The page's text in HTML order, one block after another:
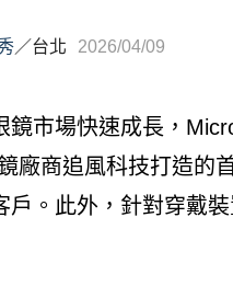
／台北 2026/04/09
鏡市場快速成長，
鏡廠商追風科技打造
戶。此外，針對穿戴